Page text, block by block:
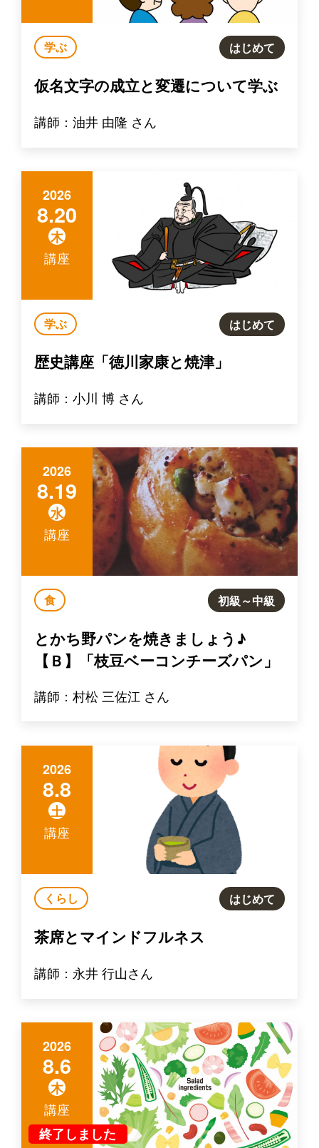
学ぶ はじめて
仮名文字の成立と変遷について学ぶ
講師：油井 由隆 さん
2026
8.20
木
講座
学ぶ はじめて
歴史講座「徳川家康と焼津」
講師：小川 博 さん
2026
8.19
水
講座
食 初級～中級
とかち野パンを焼きましょう♪
【Ｂ】「枝豆ベーコンチーズパン」
講師：村松 三佐江 さん
2026
8.8
土
講座
くらし はじめて
茶席とマインドフルネス
講師：永井 行山さん
2026
8.6
木
終了しました
講座